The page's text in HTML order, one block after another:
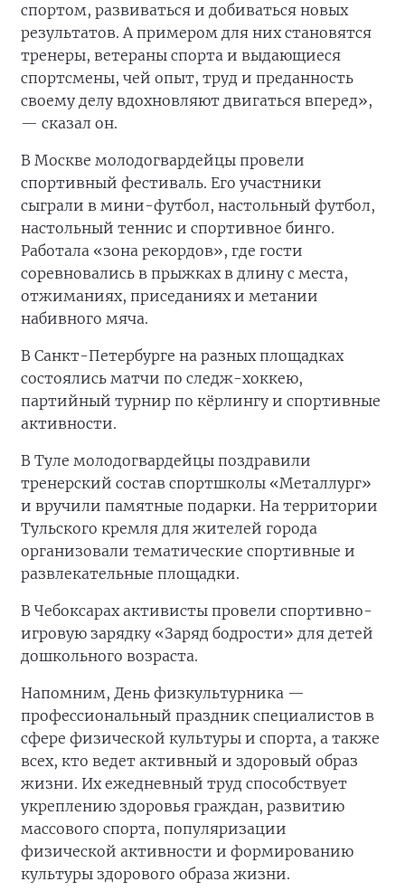
спортом, развиваться и добиваться новых
результатов. А примером для них становятся
тренеры, ветераны спорта и выдающиеся
спортсмены, чей опыт, труд и преданность
своему делу вдохновляют двигаться вперед»,
— сказал он.
В Москве молодогвардейцы провели
спортивный фестиваль. Его участники
сыграли в мини-футбол, настольный футбол,
настольный теннис и спортивное бинго.
Работала «зона рекордов», где гости
соревновались в прыжках в длину с места,
отжиманиях, приседаниях и метании
набивного мяча.
В Санкт-Петербурге на разных площадках
состоялись матчи по следж-хоккею,
партийный турнир по кёрлингу и спортивные
активности.
В Туле молодогвардейцы поздравили
тренерский состав спортшколы «Металлург»
и вручили памятные подарки. На территории
Тульского кремля для жителей города
организовали тематические спортивные и
развлекательные площадки.
В Чебоксарах активисты провели спортивно-
игровую зарядку «Заряд бодрости» для детей
дошкольного возраста.
Напомним, День физкультурника —
профессиональный праздник специалистов в
сфере физической культуры и спорта, а также
всех, кто ведет активный и здоровый образ
жизни. Их ежедневный труд способствует
укреплению здоровья граждан, развитию
массового спорта, популяризации
физической активности и формированию
культуры здорового образа жизни.